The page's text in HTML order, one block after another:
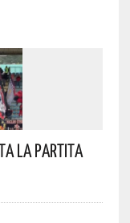
La Partita